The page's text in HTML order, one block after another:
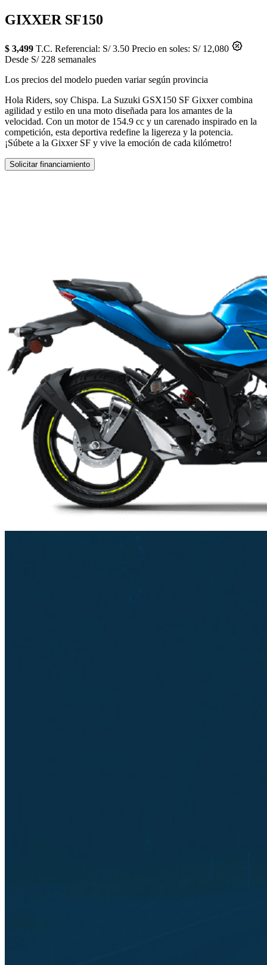
GIXXER SF150
$ 3,499 T.C. Referencial: S/ 3.50 Precio en soles: S/ 12,080
Desde S/ 228 semanales
Los precios del modelo pueden variar según provincia
Hola Riders, soy Chispa. La Suzuki GSX150 SF Gixxer combina
agilidad y estilo en una moto diseñada para los amantes de la
velocidad. Con un motor de 154.9 cc y un carenado inspirado en la
competición, esta deportiva redefine la ligereza y la potencia.
¡Súbete a la Gixxer SF y vive la emoción de cada kilómetro!
Solicitar financiamiento